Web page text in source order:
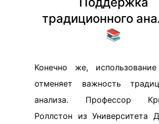
традиционного
📚
Конечно же,
отменяет важность
анализа. Профессор
Роллстон из Университета